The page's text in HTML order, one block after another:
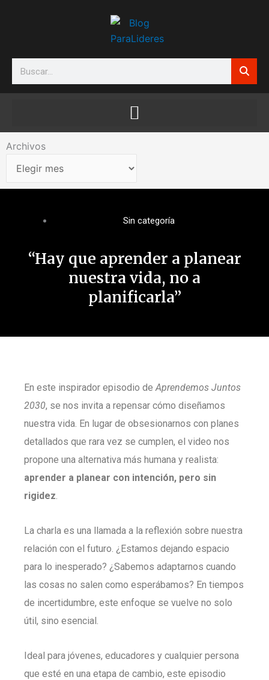
Search
Archivos
Archivos
Sin categoría
“Hay que aprender a planear
nuestra vida, no a
planificarla”
En este inspirador episodio deAprendemos Juntos
2030, se nos invita a repensar cómo diseñamos
nuestra vida. En lugar de obsesionarnos con planes
detallados que rara vez se cumplen, el video nos
propone una alternativa más humana y realista:
aprender a planear con intención, pero sin
rigidez.
La charla es una llamada a la reflexión sobre nuestra
relación con el futuro. ¿Estamos dejando espacio
para lo inesperado? ¿Sabemos adaptarnos cuando
las cosas no salen como esperábamos? En tiempos
de incertidumbre, este enfoque se vuelve no solo
útil, sino esencial.
Ideal para jóvenes, educadores y cualquier persona
que esté en una etapa de cambio, este episodio